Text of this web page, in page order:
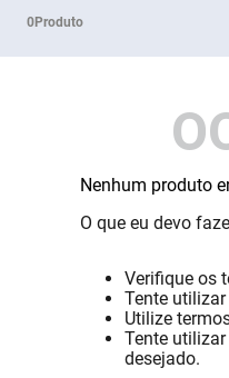
0Produto
Nenhum produto
O que eu devo
Verifique os
Tente
Utilize
Tente
desejado.
Lenço Umedecido
Fralda G
Shampoo
Absorvente
Lavitan
Vitamina D